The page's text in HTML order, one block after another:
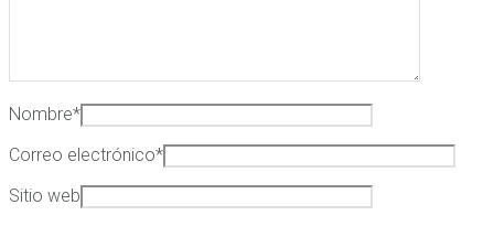
Nombre*
Correo electrónico*
Sitio web